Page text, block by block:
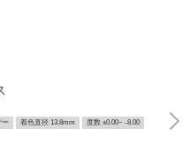
ー 着色直径 13.8mm 度数 ±0.00~ -8.00